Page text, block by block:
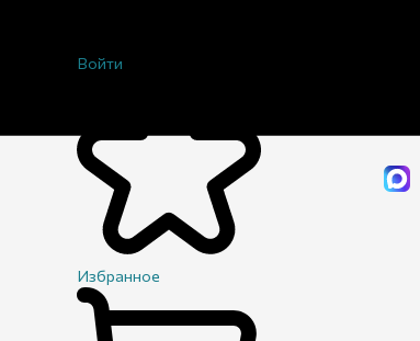
Войти
Избранное